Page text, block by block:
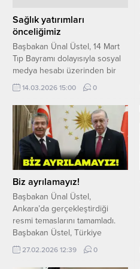
yapılması ve stokların
güncellenmesi kararı...
Sağlık yatırımları
önceliğimiz
Başbakan Ünal Üstel, 14 Mart
Tıp Bayramı dolayısıyla sosyal
medya hesabı üzerinden bir
mesaj yayımlayarak, tüm sağlık
çalışanlarının gününü kutladı.
Başbakan Üstel’in mesajı şöyle:
“İnsan hayatını korumak ve
yaşatmak için büyük bir
özveriyle görev yapan başta
hekimlerimiz olmak üzere tüm
sağlık çalışanlarımızın gününü
kutluyorum. Göreve geldiğimiz
günden bu yana sağlık...
14.03.2026 15:00 0
Biz ayrılamayız!
Başbakan Ünal Üstel,
Ankara’da gerçekleştirdiği
resmi temaslarını tamamladı.
Başbakan Üstel, Türkiye
Cumhuriyeti Cumhurbaşkanı
Recep Tayyip Erdoğan ve
27.02.2026 12:39 0